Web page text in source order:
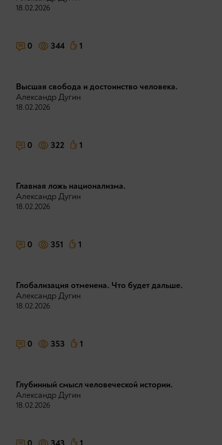
18.02.2026
0 344 1
Высшая свобода и достоинство человека.
Александр Дугин
18.02.2026
0 322 1
Главная ложь национализма.
Александр Дугин
18.02.2026
0 351 1
Глобализация отменена. Что будет дальше.
Александр Дугин
18.02.2026
0 353 1
Глубинный смысл человеческой истории.
Александр Дугин
18.02.2026